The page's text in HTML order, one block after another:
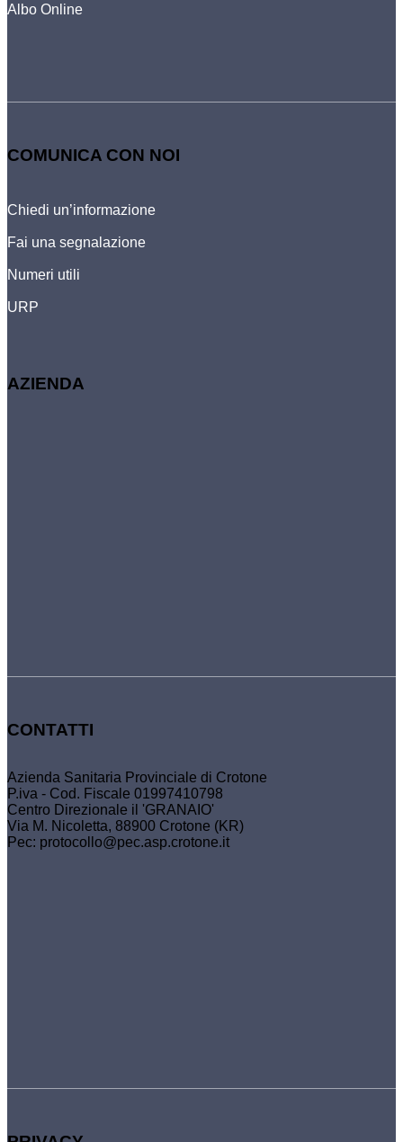
Albo Online
COMUNICA CON NOI
Chiedi un’informazione
Fai una segnalazione
Numeri utili
URP
AZIENDA
CONTATTI
Azienda Sanitaria Provinciale di Crotone
P.iva - Cod. Fiscale 01997410798
Centro Direzionale il 'GRANAIO'
Via M. Nicoletta, 88900 Crotone (KR)
Pec: protocollo@pec.asp.crotone.it